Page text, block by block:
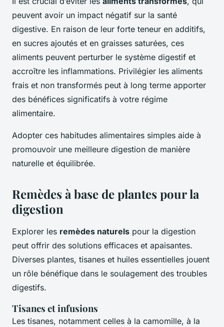
peuvent avoir un impact négatif sur la santé
digestive. En raison de leur forte teneur en additifs,
en sucres ajoutés et en graisses saturées, ces
aliments peuvent perturber le système digestif et
accroître les inflammations. Privilégier les aliments
frais et non transformés peut à long terme apporter
des bénéfices significatifs à votre régime
alimentaire.
Adopter ces habitudes alimentaires simples aide à
promouvoir une meilleure digestion de manière
naturelle et équilibrée.
Remèdes à base de plantes pour la
digestion
Explorer les remèdes naturels pour la digestion
peut offrir des solutions efficaces et apaisantes.
Diverses plantes, tisanes et huiles essentielles jouent
un rôle bénéfique dans le soulagement des troubles
digestifs.
Tisanes et infusions
Les tisanes, notamment celles à la camomille, à la